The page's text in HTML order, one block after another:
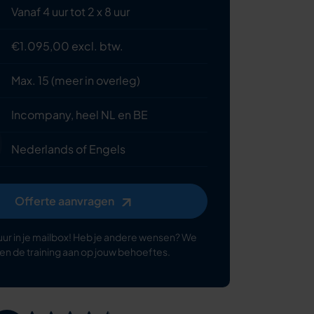
Vanaf 4 uur tot 2 x 8 uur
€1.095,00 excl. btw.
Max. 15 (meer in overleg)
Incompany, heel NL en BE
Nederlands of Engels
Offerte aanvragen
in je mailbox! Heb je andere wensen? We
de training aan op jouw behoeftes.